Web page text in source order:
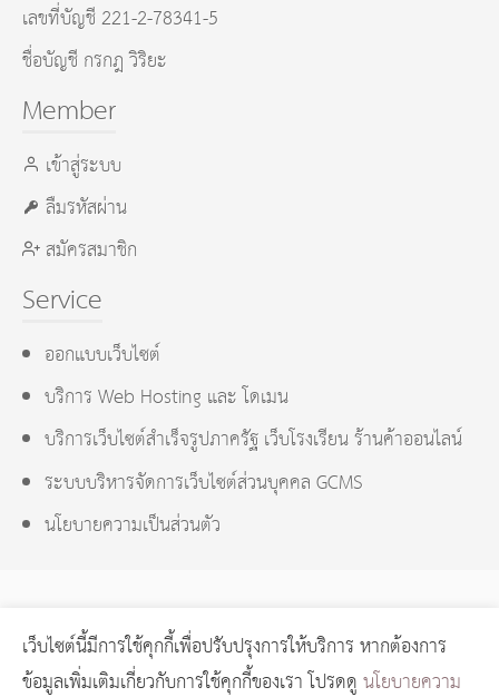
เลขที่บัญชี 221-2-78341-5
ชื่อบัญชี กรกฎ วิริยะ
Member
เข้าสู่ระบบ
ลืมรหัสผ่าน
สมัครสมาชิก
Service
ออกแบบเว็บไซต์
บริการ Web Hosting และ โดเมน
บริการเว็บไซต์สำเร็จรูปภาครัฐ เว็บโรงเรียน ร้านค้าออนไลน์
ระบบบริหารจัดการเว็บไซต์ส่วนบุคคล GCMS
นโยบายความเป็นส่วนตัว
GCMS Version 14.0.1 designed byKOTCHASAN.compage
เว็บไซต์นี้มีการใช้คุกกี้เพื่อปรับปรุงการให้บริการ หากต้องการ
ข้อมูลเพิ่มเติมเกี่ยวกับการใช้คุกกี้ของเรา โปรดดูนโยบายความ